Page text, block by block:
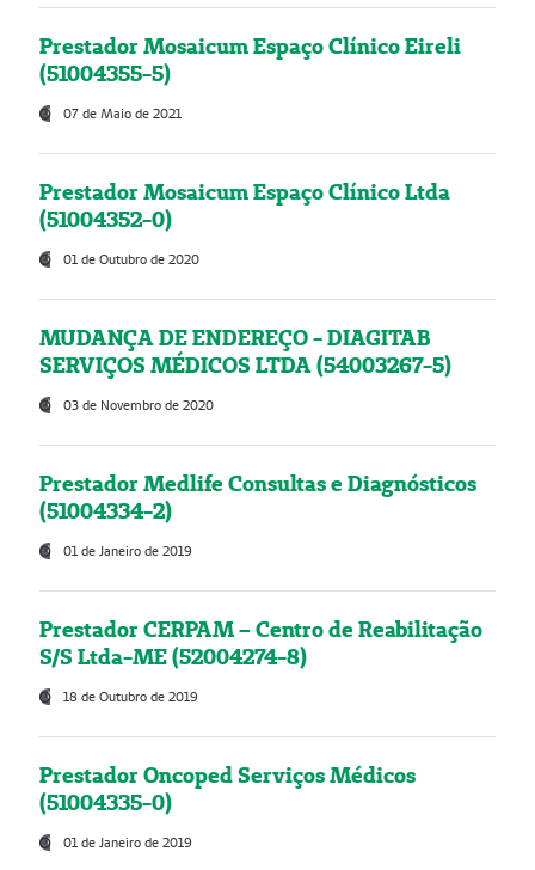
Prestador Mosaicum Espaço Clínico Eireli
(51004355-5)
07 de Maio de 2021
Prestador Mosaicum Espaço Clínico Ltda
(51004352-0)
01 de Outubro de 2020
MUDANÇA DE ENDEREÇO - DIAGITAB
SERVIÇOS MÉDICOS LTDA (54003267-5)
03 de Novembro de 2020
Prestador Medlife Consultas e Diagnósticos
(51004334-2)
01 de Janeiro de 2019
Prestador CERPAM – Centro de Reabilitação
S/S Ltda-ME (52004274-8)
18 de Outubro de 2019
Prestador Oncoped Serviços Médicos
(51004335-0)
01 de Janeiro de 2019